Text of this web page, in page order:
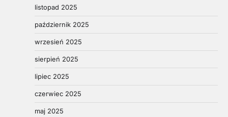
listopad 2025
październik 2025
wrzesień 2025
sierpień 2025
lipiec 2025
czerwiec 2025
maj 2025